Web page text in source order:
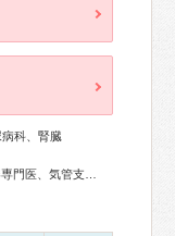
科、腎臓